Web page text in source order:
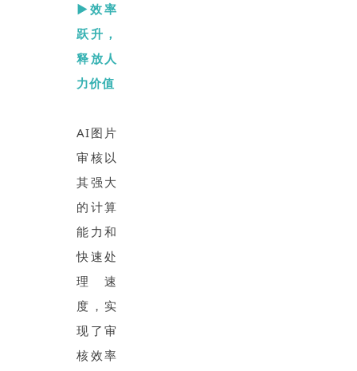
▶效率
跃升，
释放人
力价值
AI图片
审核以
其强大
的计算
能力和
快速处
理速
度，实
现了审
核效率